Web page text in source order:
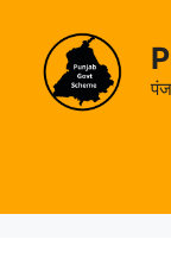
content